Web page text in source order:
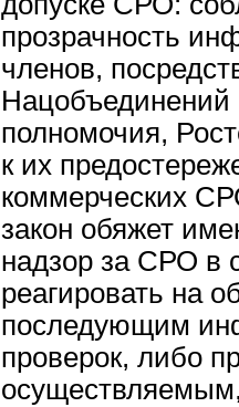
прозрачность
членов,
Нацобъединений
полномочия,
к их
коммерческих
закон обяжет
надзор за СРО в
реагировать на
последующим
проверок, либо